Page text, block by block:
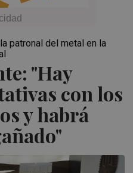
"Hay
con los
y habrá
patronal del metal en la